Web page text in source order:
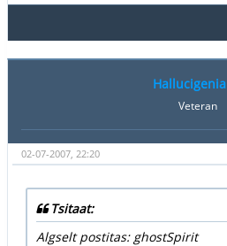
Hallucigenia
Veteran
02-07-2007, 22:20
Tsitaat:
Algselt postitas: ghostSpirit